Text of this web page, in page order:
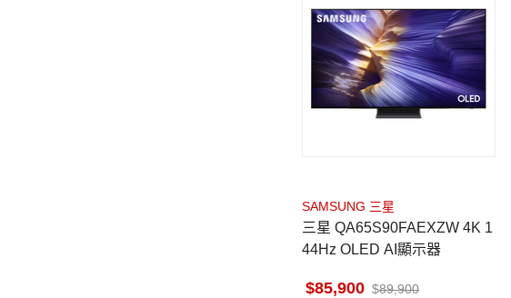
SAMSUNG 三星
三星 QA65S90FAEXZW 4K 1
44Hz OLED AI顯示器
85,900 89,900